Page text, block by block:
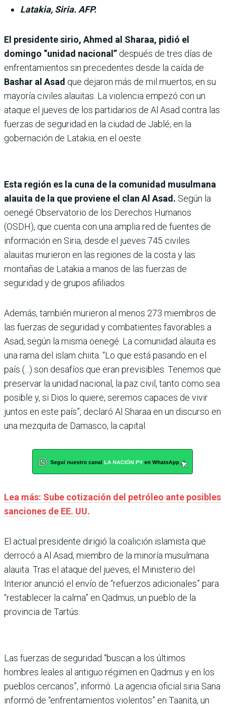
Latakia, Siria. AFP.
El presidente sirio, Ahmed al Sharaa, pidió el
domingo “unidad nacional” después de tres días de
enfrentamientos sin precedentes desde la caída de
Bashar al Asad que dejaron más de mil muertos, en su
mayoría civiles alauitas. La violencia empezó con un
ataque el jueves de los partidarios de Al Asad contra las
fuerzas de seguridad en la ciudad de Jablé, en la
gobernación de Latakia, en el oeste.
Esta región es la cuna de la comunidad musulmana
alauita de la que proviene el clan Al Asad. Según la
oenegé Observatorio de los Derechos Humanos
(OSDH), que cuenta con una amplia red de fuentes de
información en Siria, desde el jueves 745 civiles
alauitas murieron en las regiones de la costa y las
montañas de Latakia a manos de las fuerzas de
seguridad y de grupos afiliados.
Además, también murieron al menos 273 miembros de
las fuerzas de seguridad y combatientes favorables a
Asad, según la misma oenegé. La comunidad alauita es
una rama del islam chiita. “Lo que está pasando en el
país (...) son desafíos que eran previsibles. Tenemos que
preservar la unidad nacional, la paz civil, tanto como sea
posible y, si Dios lo quiere, seremos capaces de vivir
juntos en este país”, declaró Al Sharaa en un discurso en
una mezquita de Damasco, la capital.
Lea más: Sube cotización del petróleo ante posibles
sanciones de EE. UU.
El actual presidente dirigió la coalición islamista que
derrocó a Al Asad, miembro de la minoría musulmana
alauita. Tras el ataque del jueves, el Ministerio del
Interior anunció el envío de “refuerzos adicionales” para
“restablecer la calma” en Qadmus, un pueblo de la
provincia de Tartús.
Las fuerzas de seguridad “buscan a los últimos
hombres leales al antiguo régimen en Qadmus y en los
pueblos cercanos”, informó. La agencia oficial siria Sana
informó de “enfrentamientos violentos” en Taanita, un